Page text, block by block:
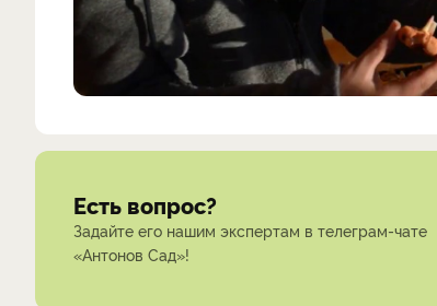
Есть вопрос?
Задайте его нашим экспертам в телеграм-чате
«Антонов Сад»!